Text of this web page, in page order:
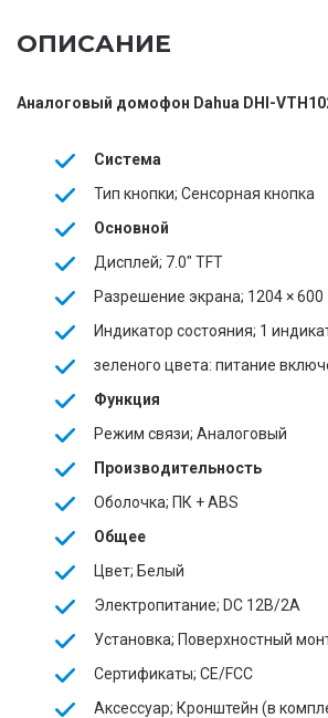
ОПИСАНИЕ
Аналоговый домофон Dahua DHI-
Система
Тип кнопки; Сенсорная кнопка
Основной
Дисплей; 7.0" TFT
Разрешение экрана; 1204 × 600
Индикатор состояния; 1
зеленого цвета: питание
Функция
Режим связи; Аналоговый
Производительность
Оболочка; ПК + ABS
Общее
Цвет; Белый
Электропитание; DC 12В/2А
Установка; Поверхностный
Сертификаты; CE/FCC
Аксессуар; Кронштейн (в